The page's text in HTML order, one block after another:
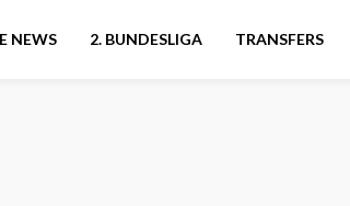
NEWS 2. BUNDESLIGA TRANSFERS